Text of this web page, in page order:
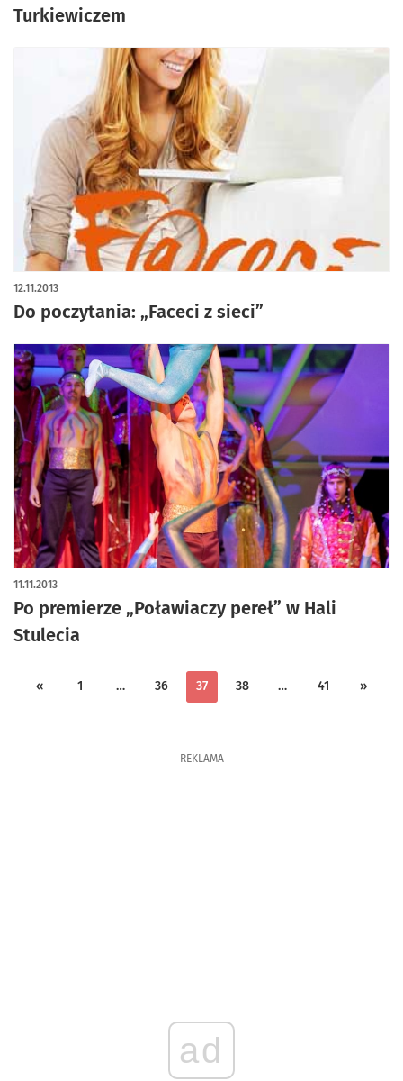
Turkiewiczem
Do poczytania: „Faceci z sieci”
12.11.2013
Po premierze „Poławiaczy pereł” w Hali
Stulecia
11.11.2013
« 1 … 36 37 38 … 41 »
REKLAMA
ad